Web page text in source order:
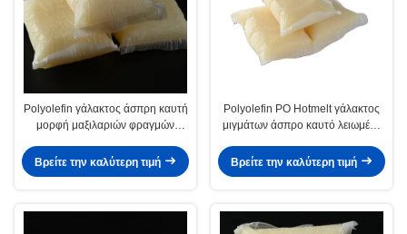
Polyolefin γάλακτος άσπρη καυτή
μορφή μαξιλαριών φραγμών
συγκολλητική CAS Νο 9009-54-5
Βρείτε την καλύτερη τιμή
Polyolefin PO Hotmelt γάλακτος
μιγμάτων άσπρο καυτό λειωμένο
στρωμάτων
Βρείτε την καλύτερη τιμή